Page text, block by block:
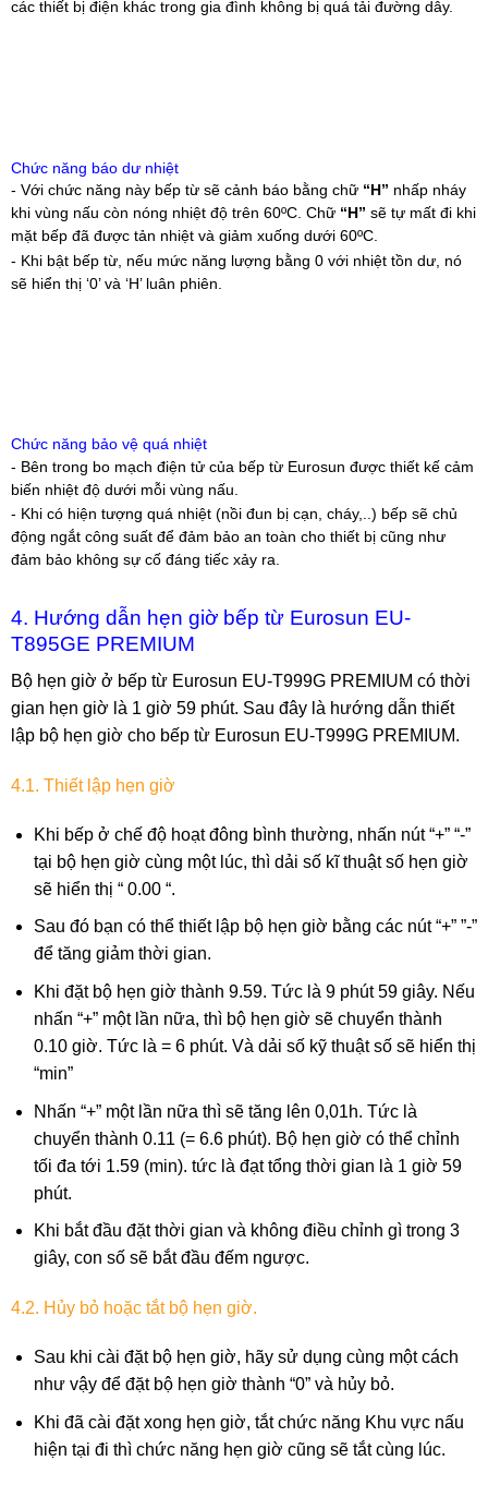
các thiết bị điện khác trong gia đình không bị quá tải đường dây.
Chức năng báo dư nhiệt
- Với chức năng này bếp từ sẽ cảnh báo bằng chữ “H” nhấp nháy
khi vùng nấu còn nóng nhiệt độ trên 60ºC. Chữ “H” sẽ tự mất đi khi
mặt bếp đã được tản nhiệt và giảm xuống dưới 60ºC.
- Khi bật bếp từ, nếu mức năng lượng bằng 0 với nhiệt tồn dư, nó
sẽ hiển thị ‘0’ và ‘H’ luân phiên.
Chức năng bảo vệ quá nhiệt
- Bên trong bo mạch điện tử của bếp từ Eurosun được thiết kế cảm
biến nhiệt độ dưới mỗi vùng nấu.
- Khi có hiện tượng quá nhiệt (nồi đun bị cạn, cháy,..) bếp sẽ chủ
động ngắt công suất để đảm bảo an toàn cho thiết bị cũng như
đảm bảo không sự cố đáng tiếc xảy ra.
4. Hướng dẫn hẹn giờ bếp từ Eurosun EU-
T895GE PREMIUM
Bộ hẹn giờ ở bếp từ Eurosun EU-T999G PREMIUM có thời
gian hẹn giờ là 1 giờ 59 phút. Sau đây là hướng dẫn thiết
lập bộ hẹn giờ cho bếp từ Eurosun EU-T999G PREMIUM.
4.1. Thiết lập hẹn giờ
Khi bếp ở chế độ hoạt đông bình thường, nhấn nút “+” “-”
tại bộ hẹn giờ cùng một lúc, thì dải số kĩ thuật số hẹn giờ
sẽ hiển thị “ 0.00 “.
Sau đó bạn có thể thiết lập bộ hẹn giờ bằng các nút “+” ”-”
để tăng giảm thời gian.
Khi đặt bộ hẹn giờ thành 9.59. Tức là 9 phút 59 giây. Nếu
nhấn “+” một lần nữa, thì bộ hẹn giờ sẽ chuyển thành
0.10 giờ. Tức là = 6 phút. Và dải số kỹ thuật số sẽ hiển thị
“min”
Nhấn “+” một lần nữa thì sẽ tăng lên 0,01h. Tức là
chuyển thành 0.11 (= 6.6 phút). Bộ hẹn giờ có thể chỉnh
tối đa tới 1.59 (min). tức là đạt tổng thời gian là 1 giờ 59
phút.
Khi bắt đầu đặt thời gian và không điều chỉnh gì trong 3
giây, con số sẽ bắt đầu đếm ngược.
4.2. Hủy bỏ hoặc tắt bộ hẹn giờ.
Sau khi cài đặt bộ hẹn giờ, hãy sử dụng cùng một cách
như vậy để đặt bộ hẹn giờ thành “0” và hủy bỏ.
Khi đã cài đặt xong hẹn giờ, tắt chức năng Khu vực nấu
hiện tại đi thì chức năng hẹn giờ cũng sẽ tắt cùng lúc.